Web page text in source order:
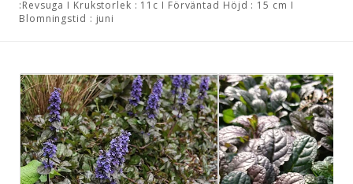
:Revsuga I Krukstorlek : 11c I Förväntad Höjd : 15 cm I
Blomningstid : juni